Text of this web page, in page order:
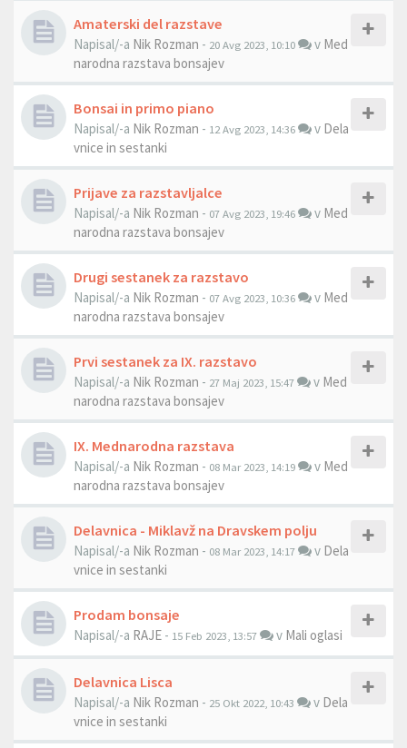
Amaterski del razstave
Napisal/-a Nik Rozman - 20 Avg 2023, 10:10 v Med
narodna razstava bonsajev
Bonsai in primo piano
Napisal/-a Nik Rozman - 12 Avg 2023, 14:36 v Dela
vnice in sestanki
Prijave za razstavljalce
Napisal/-a Nik Rozman - 07 Avg 2023, 19:46 v Med
narodna razstava bonsajev
Drugi sestanek za razstavo
Napisal/-a Nik Rozman - 07 Avg 2023, 10:36 v Med
narodna razstava bonsajev
Prvi sestanek za IX. razstavo
Napisal/-a Nik Rozman - 27 Maj 2023, 15:47 v Med
narodna razstava bonsajev
IX. Mednarodna razstava
Napisal/-a Nik Rozman - 08 Mar 2023, 14:19 v Med
narodna razstava bonsajev
Delavnica - Miklavž na Dravskem polju
Napisal/-a Nik Rozman - 08 Mar 2023, 14:17 v Dela
vnice in sestanki
Prodam bonsaje
Napisal/-a RAJE - 15 Feb 2023, 13:57 v Mali oglasi
Delavnica Lisca
Napisal/-a Nik Rozman - 25 Okt 2022, 10:43 v Dela
vnice in sestanki